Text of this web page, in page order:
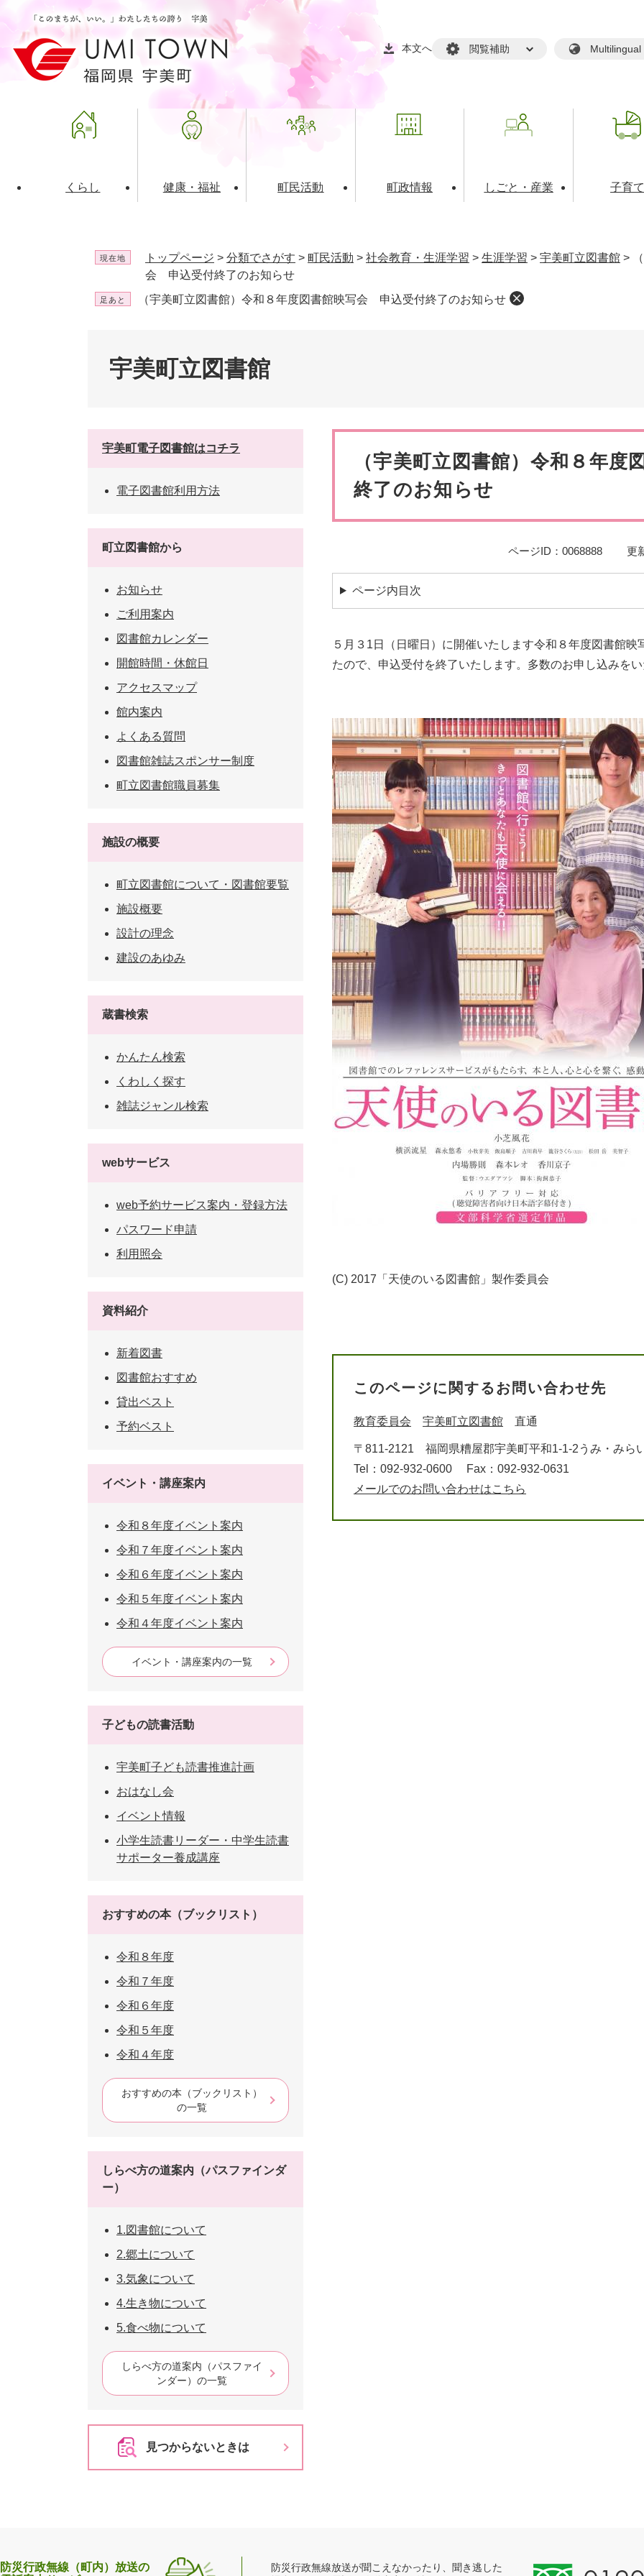
ーニ
本文へ 閲覧補助 Multilingual
くらし
ごみ・環境・衛生
道路・交通・住まい 都市計画・開発
健康・福祉 町民活動 町政情報
施設案内
しごと・産業
企業版ふるさと納税
子育
現在地 トップページ > 分類でさがす > 町民活動 > 社会教育・生涯学習 > 生涯学習 > 宇美町立図書館 >
会 申込受付終了のお知らせ
足あと （宇美町立図書館）令和８年度図書館映写会 申込受付終了のお知らせ
宇美町立図書館
（宇美町立図書館）令和８年
終了のお知らせ
ページID：0068888 更
ページ内目次
５月３1日（日曜日）に開催いたします令和８年度図書館
たので、申込受付を終了いたします。多数のお申し込みを
(C) 2017「天使のいる図書館」製作委員会
このページに関するお問い合わせ先
教育委員会 宇美町立図書館 直通
〒811-2121
福岡県糟屋郡宇美町平和1-1-2うみ・みら
Tel：092-932-0600
Fax：092-932-0631
メールでのお問い合わせはこちら
宇美町電子図書館はコチラ
電子図書館利用方法
町立図書館から
お知らせ
ご利用案内
図書館カレンダー
開館時間・休館日
アクセスマップ
館内案内
よくある質問
図書館雑誌スポンサー制度
町立図書館職員募集
施設の概要
町立図書館について・図書館要覧
施設概要
設計の理念
建設のあゆみ
蔵書検索
かんたん検索
くわしく探す
雑誌ジャンル検索
webサービス
web予約サービス案内・登録方法
パスワード申請
利用照会
資料紹介
新着図書
図書館おすすめ
貸出ベスト
予約ベスト
イベント・講座案内
令和８年度イベント案内
令和７年度イベント案内
令和６年度イベント案内
令和５年度イベント案内
令和４年度イベント案内
イベント・講座案内の一覧
子どもの読書活動
宇美町子ども読書推進計画
おはなし会
イベント情報
小学生読書リーダー・中学生読書
サポーター養成講座
おすすめの本（ブックリスト）
令和８年度
令和７年度
令和６年度
令和５年度
令和４年度
おすすめの本（ブックリスト）
の一覧
しらべ方の道案内（パスファインダ
ー）
1.図書館について
2.郷土について
3.気象について
4.生き物について
5.食べ物について
しらべ方の道案内（パスファイ
ンダー）の一覧
見つからないときは
防災行政無線（町内）放送の
防災行政無線放送が聞こえなかったり、聞き逃した
0